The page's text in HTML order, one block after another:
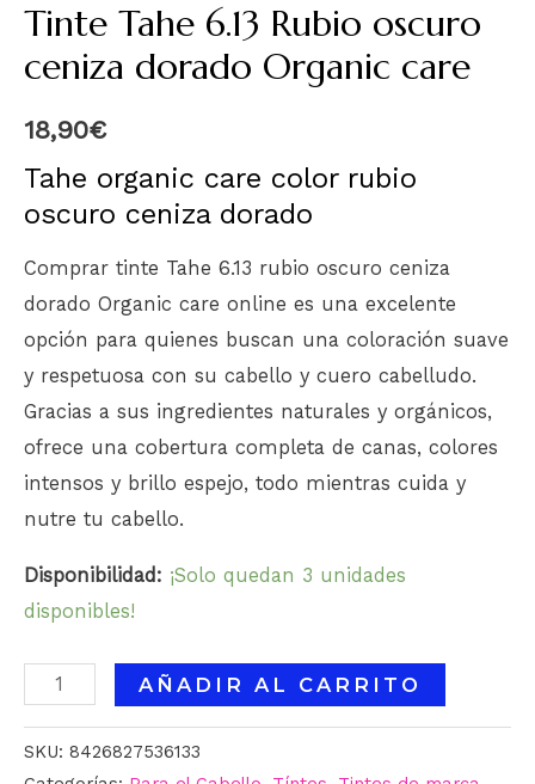
Tinte Tahe 6.13 Rubio oscuro
ceniza dorado Organic care
18,90€
Tahe organic care color rubio
oscuro ceniza dorado
Comprar tinte Tahe 6.13 rubio oscuro ceniza
dorado Organic care online es una excelente
opción para quienes buscan una coloración suave
y respetuosa con su cabello y cuero cabelludo.
Gracias a sus ingredientes naturales y orgánicos,
ofrece una cobertura completa de canas, colores
intensos y brillo espejo, todo mientras cuida y
nutre tu cabello.
Disponibilidad: ¡Solo quedan 3 unidades
disponibles!
AÑADIR AL CARRITO
SKU: 8426827536133